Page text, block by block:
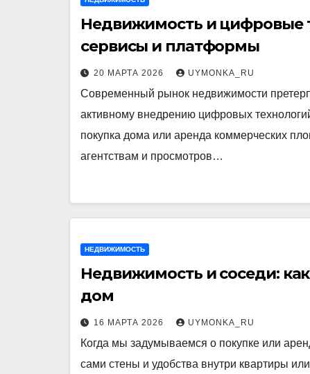
Недвижимость и цифровые
сервисы и платформы
20 МАРТА 2026 UYMONKA_RU
Современный рынок недвижимости
активному внедрению цифровых
покупка дома или аренда коммерческих
агентствам и просмотров…
НЕДВИЖИМОСТЬ
Недвижимость и соседи:
дом
16 МАРТА 2026 UYMONKA_RU
Когда мы задумываемся о покупке или
сами стены и удобства внутри квартиры